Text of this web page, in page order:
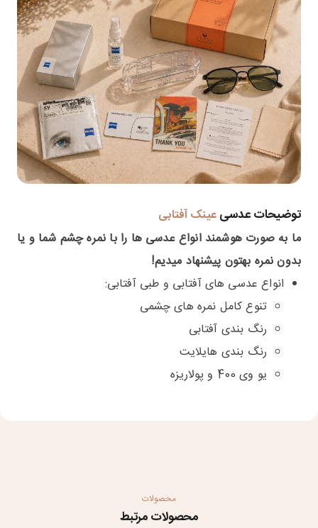
توضیحات عدسی عینک آفتابی
ما به صورت هوشمند انواع عدسی ها را با نمره چشم شما و یا
بدون نمره بهتون پیشنهاد میدیم!
انواع عدسی های آفتابی و طبی آفتابی:
تنوع کامل نمره های چشمی
رنگ بندی آفتابی
رنگ بندی هایلایت
یو وی 400 و پولاریزه
محصولات
محصولات مرتبط